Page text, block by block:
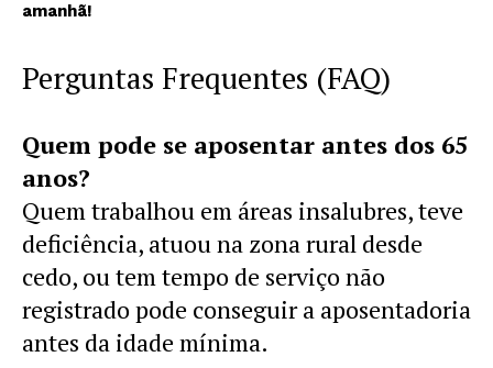
amanhã!
Perguntas Frequentes (FAQ)
Quem pode se aposentar antes dos 65
anos?
Quem trabalhou em áreas insalubres, teve
deficiência, atuou na zona rural desde
cedo, ou tem tempo de serviço não
registrado pode conseguir a aposentadoria
antes da idade mínima.